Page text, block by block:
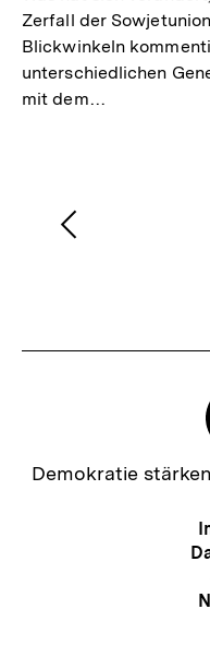
Zerfall der
Blickwinkeln
unterschiedlichen
mit dem…
Vorherigen
Zur
Demokratie